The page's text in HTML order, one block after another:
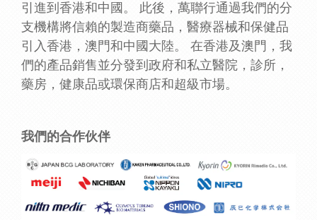
引進到香港和中國。 此後，萬聯行通過我們的分
支機構將信賴的製造商藥品，醫療器械和保健品
引入香港，澳門和中國大陸。 在香港及澳門，我
們的產品銷售並分發到政府和私立醫院，診所，
藥房，健康品或環保商店和超級市場。
我們的合作伙伴